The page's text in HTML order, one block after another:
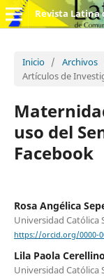
Revista Latina
Inicio / Archivos
Artículos de
uso del
Facebook
Rosa Angélica
Universidad Católica
https://orcid.org/0000-
Lila Paola
Universidad Católica